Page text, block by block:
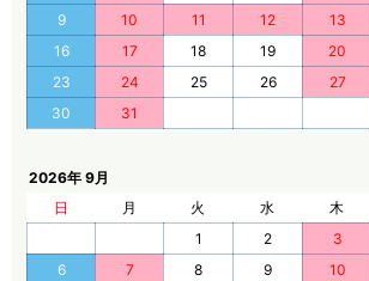
9
10 11 12 13
16
17 18 19 20
23
24 25 26 27
30
31
2026年 9月
日
月 火 水 木
1
2 3
6
7 8 9 10